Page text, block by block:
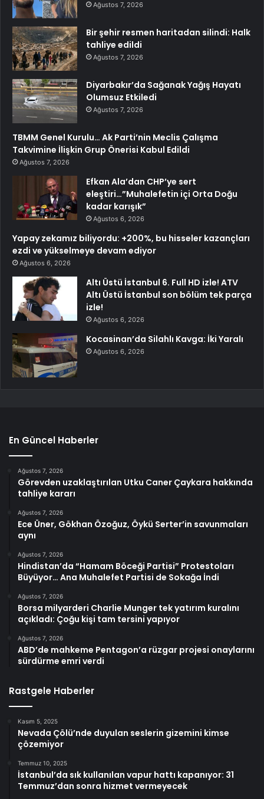
Ağustos 7, 2026
Bir şehir resmen haritadan silindi: Halk
tahliye edildi
Ağustos 7, 2026
Diyarbakır’da Sağanak Yağış Hayatı
Olumsuz Etkiledi
Ağustos 7, 2026
TBMM Genel Kurulu… Ak Parti’nin Meclis Çalışma
Takvimine İlişkin Grup Önerisi Kabul Edildi
Ağustos 7, 2026
Efkan Ala’dan CHP’ye sert
eleştiri…”Muhalefetin içi Orta Doğu
kadar karışık”
Ağustos 6, 2026
Yapay zekamız biliyordu: +200%, bu hisseler kazançları
ezdi ve yükselmeye devam ediyor
Ağustos 6, 2026
Altı Üstü İstanbul 6. Full HD izle! ATV
Altı Üstü İstanbul son bölüm tek parça
izle!
Ağustos 6, 2026
Kocasinan’da Silahlı Kavga: İki Yaralı
Ağustos 6, 2026
En Güncel Haberler
Ağustos 7, 2026
Görevden uzaklaştırılan Utku Caner Çaykara hakkında
tahliye kararı
Ağustos 7, 2026
Ece Üner, Gökhan Özoğuz, Öykü Serter’in savunmaları
aynı
Ağustos 7, 2026
Hindistan’da “Hamam Böceği Partisi” Protestoları
Büyüyor… Ana Muhalefet Partisi de Sokağa İndi
Ağustos 7, 2026
Borsa milyarderi Charlie Munger tek yatırım kuralını
açıkladı: Çoğu kişi tam tersini yapıyor
Ağustos 7, 2026
ABD’de mahkeme Pentagon’a rüzgar projesi onaylarını
sürdürme emri verdi
Rastgele Haberler
Kasım 5, 2025
Nevada Çölü’nde duyulan seslerin gizemini kimse
çözemiyor
Temmuz 10, 2025
İstanbul’da sık kullanılan vapur hattı kapanıyor: 31
Temmuz’dan sonra hizmet vermeyecek